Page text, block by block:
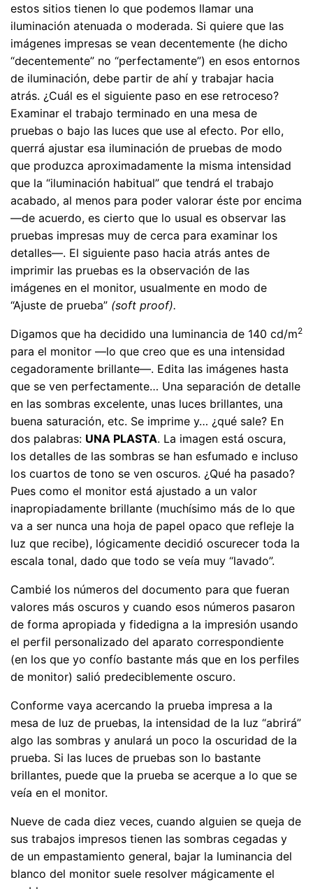
estos sitios tienen lo que podemos llamar una
iluminación atenuada o moderada. Si quiere que las
imágenes impresas se vean decentemente (he dicho
“decentemente” no “perfectamente”) en esos entornos
de iluminación, debe partir de ahí y trabajar hacia
atrás. ¿Cuál es el siguiente paso en ese retroceso?
Examinar el trabajo terminado en una mesa de
pruebas o bajo las luces que use al efecto. Por ello,
querrá ajustar esa iluminación de pruebas de modo
que produzca aproximadamente la misma intensidad
que la “iluminación habitual” que tendrá el trabajo
acabado, al menos para poder valorar éste por encima
—de acuerdo, es cierto que lo usual es observar las
pruebas impresas muy de cerca para examinar los
detalles—. El siguiente paso hacia atrás antes de
imprimir las pruebas es la observación de las
imágenes en el monitor, usualmente en modo de
“Ajuste de prueba” (soft proof).
Digamos que ha decidido una luminancia de 140 cd/m2
para el monitor —lo que creo que es una intensidad
cegadoramente brillante—. Edita las imágenes hasta
que se ven perfectamente… Una separación de detalle
en las sombras excelente, unas luces brillantes, una
buena saturación, etc. Se imprime y… ¿qué sale? En
dos palabras: UNA PLASTA. La imagen está oscura,
los detalles de las sombras se han esfumado e incluso
los cuartos de tono se ven oscuros. ¿Qué ha pasado?
Pues como el monitor está ajustado a un valor
inapropiadamente brillante (muchísimo más de lo que
va a ser nunca una hoja de papel opaco que refleje la
luz que recibe), lógicamente decidió oscurecer toda la
escala tonal, dado que todo se veía muy “lavado”.
Cambié los números del documento para que fueran
valores más oscuros y cuando esos números pasaron
de forma apropiada y fidedigna a la impresión usando
el perfil personalizado del aparato correspondiente
(en los que yo confío bastante más que en los perfiles
de monitor) salió predeciblemente oscuro.
Conforme vaya acercando la prueba impresa a la
mesa de luz de pruebas, la intensidad de la luz “abrirá”
algo las sombras y anulará un poco la oscuridad de la
prueba. Si las luces de pruebas son lo bastante
brillantes, puede que la prueba se acerque a lo que se
veía en el monitor.
Nueve de cada diez veces, cuando alguien se queja de
sus trabajos impresos tienen las sombras cegadas y
de un empastamiento general, bajar la luminancia del
blanco del monitor suele resolver mágicamente el